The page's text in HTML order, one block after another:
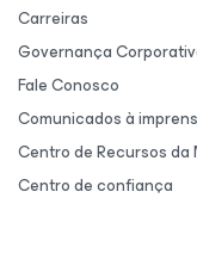
Carreiras
Governança
Fale Conosco
Comunicados à
Centro de Recursos da
Centro de confiança